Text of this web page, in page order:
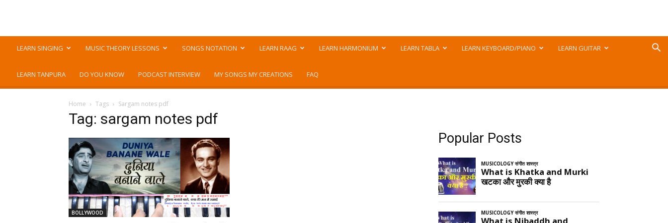
LEARN SINGING MUSIC THEORY LESSONS SONGS NOTATION LEARN RAAG LEARN HARMONIUM LEARN TABLA LEARN KEYBOARD/PIANO LEARN GUITAR
LEARN TANPURA DO YOU KNOW PODCAST INTERVIEW MY SONGS MY CREATIONS FAQ
Home Tags Sargam notes pdf
Tag: sargam notes pdf
BOLLYWOOD
Popular Posts